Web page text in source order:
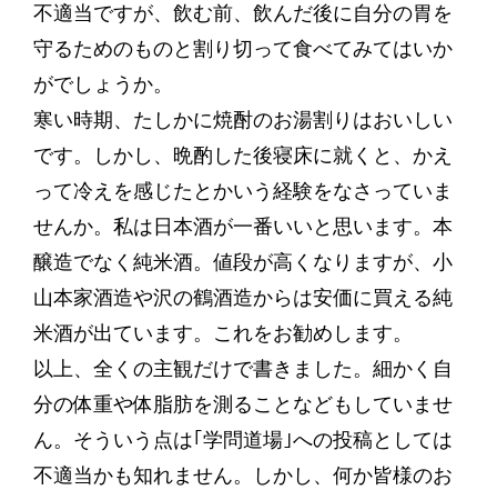
不適当ですが、飲む前、飲んだ後に自分の胃を
守るためのものと割り切って食べてみてはいか
がでしょうか。
寒い時期、たしかに焼酎のお湯割りはおいしい
です。しかし、晩酌した後寝床に就くと、かえ
って冷えを感じたとかいう経験をなさっていま
せんか。私は日本酒が一番いいと思います。本
醸造でなく純米酒。値段が高くなりますが、小
山本家酒造や沢の鶴酒造からは安価に買える純
米酒が出ています。これをお勧めします。
以上、全くの主観だけで書きました。細かく自
分の体重や体脂肪を測ることなどもしていませ
ん。そういう点は｢学問道場｣への投稿としては
不適当かも知れません。しかし、何か皆様のお